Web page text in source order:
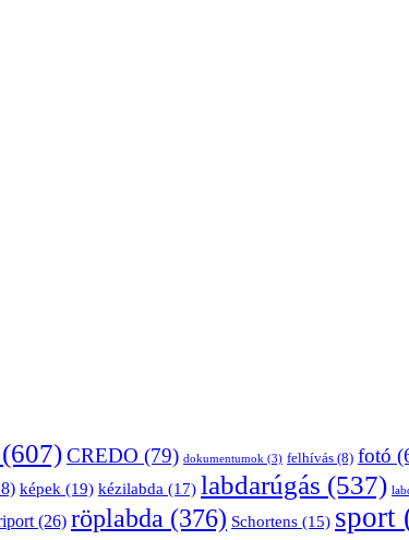
(607)CREDO (79) dokumentumok (3) felhívás (8) fotó
képek (19) kézilabda (17) labdarúgás (537)
(26) röplabda (376) Schortens (15) sport